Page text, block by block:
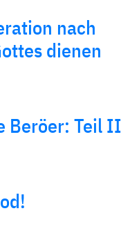
nach
dienen
Beröer: Teil II